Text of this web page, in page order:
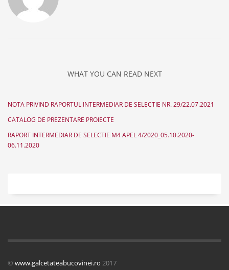
WHAT YOU CAN READ NEXT
NOTA PRIVIND RAPORTUL INTERMEDIAR DE SELECTIE NR. 29/22.07.2021
CATALOG DE PREZENTARE PROIECTE
RAPORT INTERMEDIAR DE SELECTIE M4 APEL 4/2020_05.10.2020-
06.11.2020
© www.galcetateabucovinei.ro 2017